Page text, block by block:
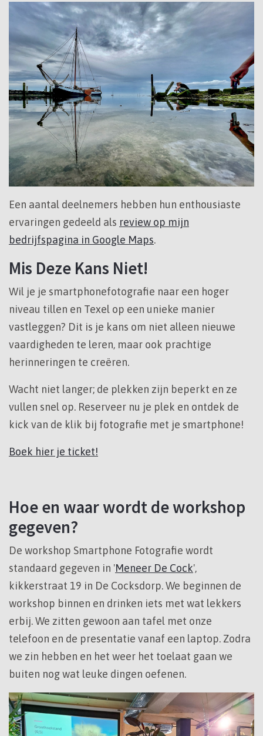
Een aantal deelnemers hebben hun enthousiaste
ervaringen gedeeld als review op mijn
bedrijfspagina in Google Maps.
Mis Deze Kans Niet!
Wil je je smartphonefotografie naar een hoger
niveau tillen en Texel op een unieke manier
vastleggen? Dit is je kans om niet alleen nieuwe
vaardigheden te leren, maar ook prachtige
herinneringen te creëren.
Wacht niet langer; de plekken zijn beperkt en ze
vullen snel op. Reserveer nu je plek en ontdek de
kick van de klik bij fotografie met je smartphone!
Boek hier je ticket!
Hoe en waar wordt de workshop
gegeven?
De workshop Smartphone Fotografie wordt
standaard gegeven in 'Meneer De Cock',
kikkerstraat 19 in De Cocksdorp. We beginnen de
workshop binnen en drinken iets met wat lekkers
erbij. We zitten gewoon aan tafel met onze
telefoon en de presentatie vanaf een laptop. Zodra
we zin hebben en het weer het toelaat gaan we
buiten nog wat leuke dingen oefenen.